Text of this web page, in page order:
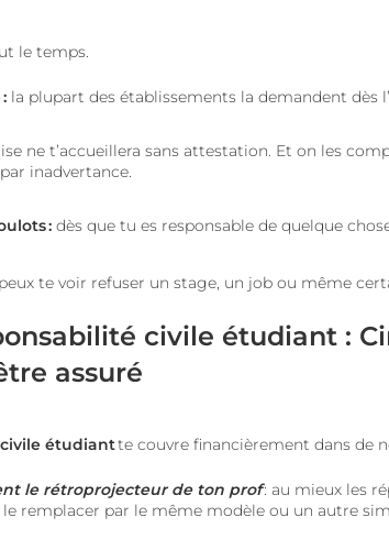
le temps.
la plupart des établissements la demandent dès
ne t’accueillera sans attestation. Et on les
inadvertance.
: dès que tu es responsable de quelque
te voir refuser un stage, un job ou même
civile étudiant :
assuré
civile étudiantte couvre financièrement dans de
le rétroprojecteur de ton prof: au mieux les
le remplacer par le même modèle ou un autre